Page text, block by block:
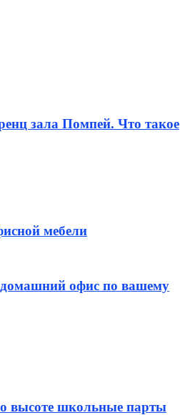
зала Помпей. Что такое
мебели
домашний офис по вашему
высоте школьные парты